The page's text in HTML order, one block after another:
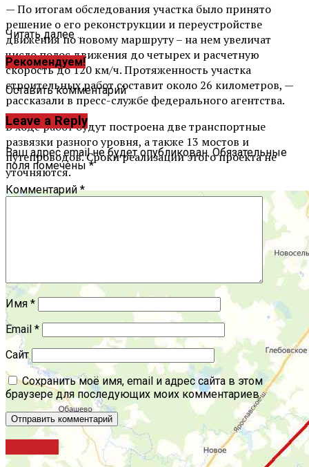
— По итогам обследования участка было принято
решение о его реконструкции и переустройстве
движения по новому маршруту – на нем увеличат
число полос движения до четырех и расчетную
скорость до 120 км/ч. Протяженность участка
строительных работ составит около 26 километров, —
рассказали в пресс-службе федерального агентства.
В ходе работ будут построена две транспортные
развязки разного уровня, а также 13 мостов и
путепроводов. Сроки реализации этого проекта не
уточняются.
Читать далее ...
Рекомендуем!
Оставить комментарий
Leave a Reply
Ваш адрес email не будет опубликован. Обязательные
поля помечены *
Комментарий*
Имя *
Email *
Сайт
Сохранить моё имя, email и адрес сайта в этом
браузере для последующих моих комментариев.